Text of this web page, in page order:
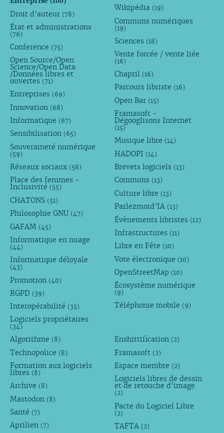
Droit d’auteur (78)
État et administrations
(76)
Conference (75)
Open Source/Open
Science/Open Data
/Données libres et
ouvertes (71)
Entreprises (69)
Innovation (68)
Informatique (67)
Sensibilisation (65)
Souveraineté numérique
(59)
Réseaux sociaux (56)
Place des femmes -
Inclusivité (55)
CHATONS (51)
Philosophie GNU (47)
GAFAM (45)
Informatique en nuage
(44)
Informatique déloyale
(43)
Promotion (40)
RGPD (39)
Interopérabilité (35)
Logiciels propriétaires
(34)
Wikipédia (19)
Communs numériques
(19)
Sciences (18)
Vente forcée / vente liée
(16)
Chapril (16)
Parcours libriste (16)
Open Bar (15)
Framasoft -
Dégooglisons Internet
(15)
Musique libre (14)
HADOPI (14)
Brevets logiciels (13)
Communs (13)
Culture libre (13)
Parlezmoid’IA (13)
Évènements libristes (12)
Infrastructures (11)
Libre en Fête (10)
Vote électronique (10)
OpenStreetMap (10)
Écosystème numérique
(9)
Téléphonie mobile (9)
Algorithme (8)
Technopolice (8)
Formation aux logiciels
libres (8)
Archive (8)
Mastodon (8)
Santé (7)
Aprilien (7)
Enshittification (2)
Framasoft (2)
Espace membre (2)
Logiciels libres de dessin
et de retouche d’image
(2)
Pacte du Logiciel Libre
(2)
TAFTA (2)